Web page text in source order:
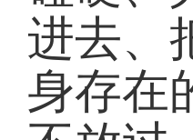
进去、
身存在